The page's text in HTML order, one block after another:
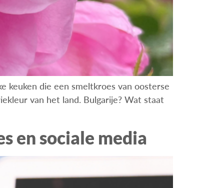
keuken die een smeltkroes van oosterse
van het land. Bulgarije? Wat staat
en sociale media